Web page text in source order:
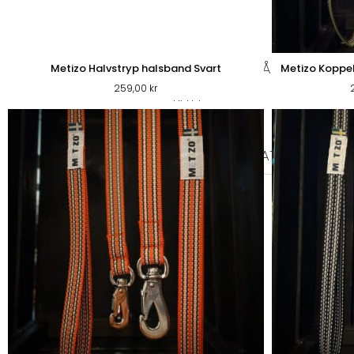
PÄLSVÅRD
VÅRD
KATT
KATTFODER
TORRFODER KATT
Metizo Halvstryp halsband Svart
259,00 kr
Metizo